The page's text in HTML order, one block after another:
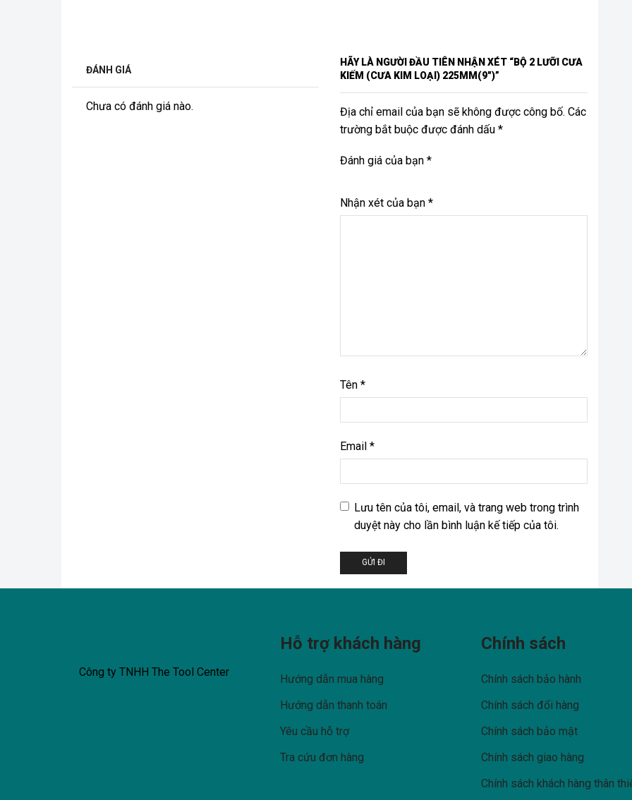
ĐÁNH GIÁ
Chưa có đánh giá nào.
HÃY LÀ NGƯỜI ĐẦU TIÊN NHẬN XÉT “BỘ 2 LƯỠI CƯA
KIẾM (CƯA KIM LOẠI) 225MM(9″)”
Địa chỉ email của bạn sẽ không được công bố. Các
trường bắt buộc được đánh dấu *
Đánh giá của bạn*
Nhận xét của bạn*
Tên*
Email*
Lưu tên của tôi, email, và trang web trong trình
duyệt này cho lần bình luận kế tiếp của tôi.
Công ty TNHH The Tool Center
Hỗ trợ khách hàng
Hướng dẫn mua hàng
Hướng dẫn thanh toán
Yêu cầu hỗ trợ
Tra cứu đơn hàng
Chính sách
Chính sách bảo hành
Chính sách đổi hàng
Chính sách bảo mật
Chính sách giao hàng
Chính sách khách hàng thân